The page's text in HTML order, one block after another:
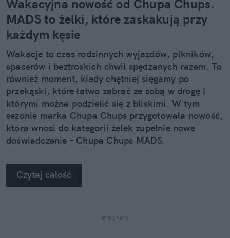
Wakacyjna nowość od Chupa Chups.
MADS to żelki, które zaskakują przy
każdym kęsie
Wakacje to czas rodzinnych wyjazdów, pikników,
spacerów i beztroskich chwil spędzanych razem. To
również moment, kiedy chętniej sięgamy po
przekąski, które łatwo zabrać ze sobą w drogę i
którymi można podzielić się z bliskimi. W tym
sezonie marka Chupa Chups przygotowała nowość,
która wnosi do kategorii żelek zupełnie nowe
doświadczenie – Chupa Chups MADS.
Czytaj całość
REKLAMA